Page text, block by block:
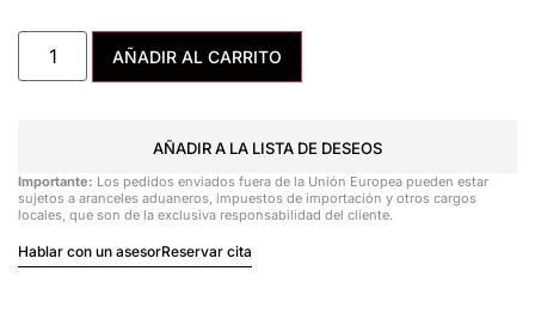
AÑADIR AL CARRITO
AÑADIR A LA LISTA DE DESEOS
Importante: Los pedidos enviados fuera de la Unión Europea pueden estar
sujetos a aranceles aduaneros, impuestos de importación y otros cargos
locales, que son de la exclusiva responsabilidad del cliente.
Hablar con un asesorReservar cita